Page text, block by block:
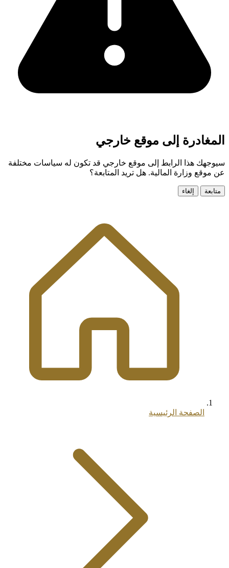
المغادرة إلى موقع خارجي
سيوجهك هذا الرابط إلى موقع خارجي قد تكون له سياسات مختلفة
عن موقع وزارة المالية. هل تريد المتابعة؟
متابعة إلغاء
الصفحة الرئيسية